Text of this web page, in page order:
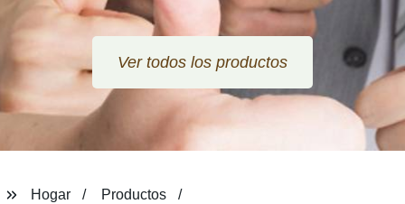
Ver todos los productos
Hogar
Productos